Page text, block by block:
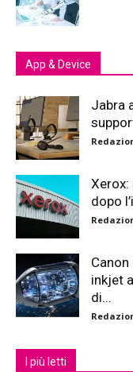
App & Device
Jabra
dopo
inkjet
di...
I più letti